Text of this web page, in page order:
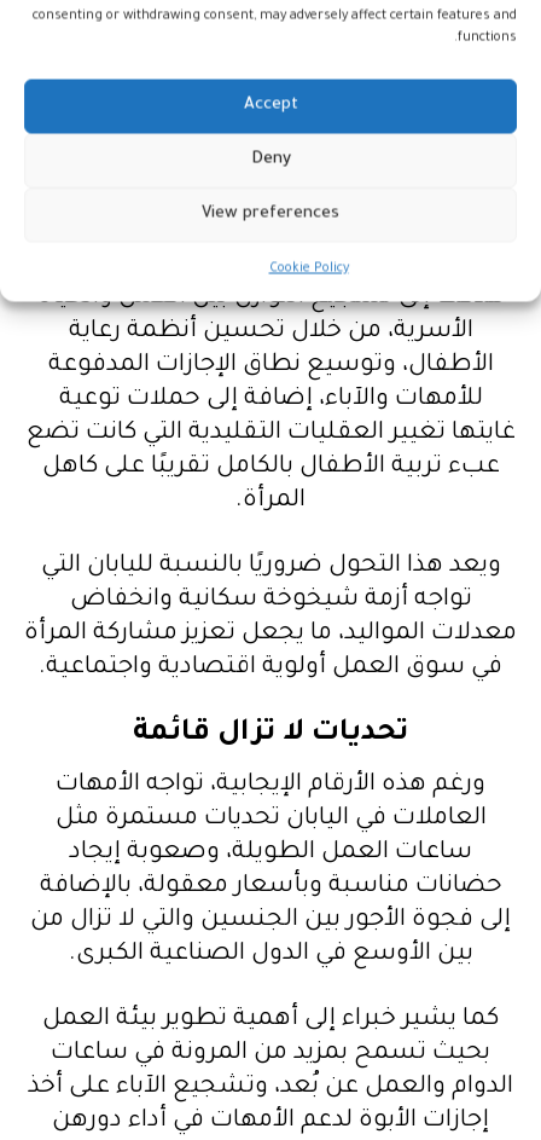
consenting or withdrawing consent, may adversely affect certain features and
functions.
Accept
Deny
View preferences
Cookie Policy
وتُعزى هذه الأرقام إلى مرونة سوق العمل
الياباني، الذي يوفر فرص عمل بدوام جزئي أو
مؤقت تناسب ظروف الأمهات، رغم أن هذه
الوظائف غالبًا ما تقلّ رواتبها وتفتقر أحيانًا إلى
الامتيازات الاجتماعية.
دعم حكومي ومجتمعي
وترجع الوزارة هذا التطور إلى سياسات حكومية
هدفت إلى تشجيع التوازن بين العمل والحياة
الأسرية، من خلال تحسين أنظمة رعاية
الأطفال، وتوسيع نطاق الإجازات المدفوعة
للأمهات والآباء، إضافة إلى حملات توعية
غايتها تغيير العقليات التقليدية التي كانت تضع
عبء تربية الأطفال بالكامل تقريبًا على كاهل
المرأة.
ويعد هذا التحول ضروريًا بالنسبة لليابان التي
تواجه أزمة شيخوخة سكانية وانخفاض
معدلات المواليد، ما يجعل تعزيز مشاركة المرأة
في سوق العمل أولوية اقتصادية واجتماعية.
تحديات لا تزال قائمة
ورغم هذه الأرقام الإيجابية، تواجه الأمهات
العاملات في اليابان تحديات مستمرة مثل
ساعات العمل الطويلة، وصعوبة إيجاد
حضانات مناسبة وبأسعار معقولة، بالإضافة
إلى فجوة الأجور بين الجنسين والتي لا تزال من
بين الأوسع في الدول الصناعية الكبرى.
كما يشير خبراء إلى أهمية تطوير بيئة العمل
بحيث تسمح بمزيد من المرونة في ساعات
الدوام والعمل عن بُعد، وتشجيع الآباء على أخذ
إجازات الأبوة لدعم الأمهات في أداء دورهن